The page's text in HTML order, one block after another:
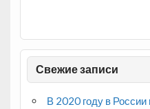
Свежие записи
В 2020 году в